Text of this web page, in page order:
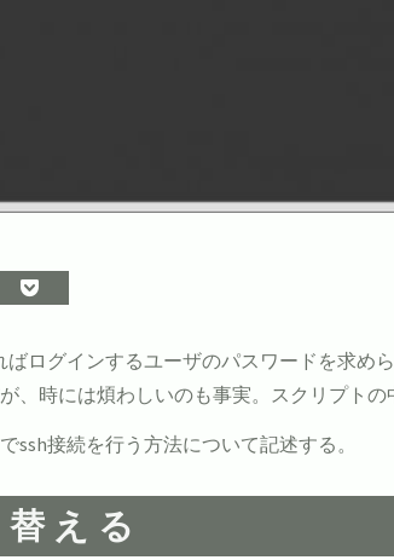
ログインするユーザのパスワードを求めら
、時には煩わしいのも事実。スクリプトの
ssh接続を行う方法について記述する。
える